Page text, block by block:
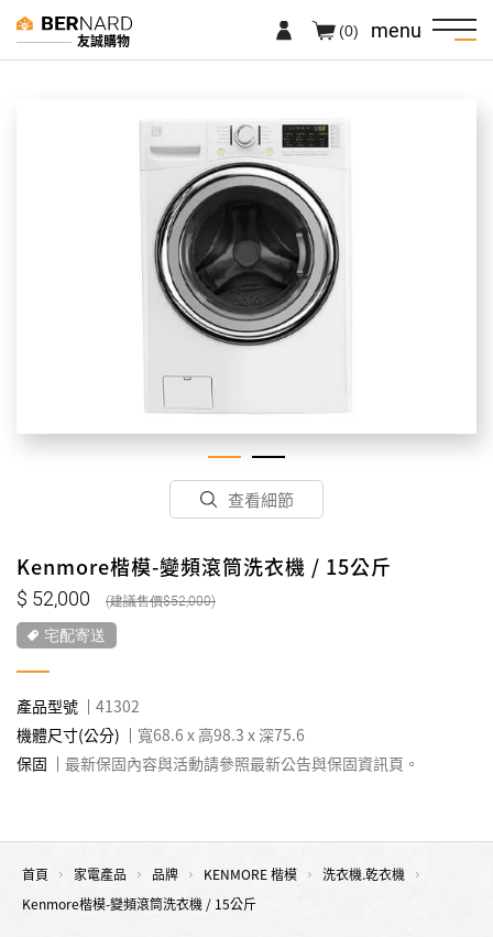
友誠購物 menu
(0)
查看細節
Kenmore楷模-變頻滾筒洗衣機 / 15公斤
52,000 52,000
宅配寄送
產品型號
41302
機體尺寸(公分)
寬68.6 x 高98.3 x 深75.6
保固
最新保固內容與活動請參照最新公告與保固資訊頁。
首頁 家電產品 品牌 KENMORE 楷模
洗衣機.乾衣機
Kenmore楷模-變頻滾筒洗衣機 / 15公斤